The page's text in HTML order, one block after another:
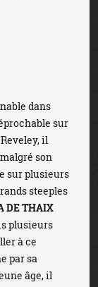
dans
sur
il
son
sur plusieurs
steeples
DE THAIX
plusieurs
à ce
par sa
âge, il